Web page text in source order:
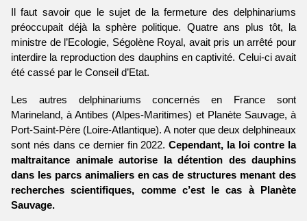
Il faut savoir que le sujet de la fermeture des delphinariums
préoccupait déjà la sphère politique. Quatre ans plus tôt, la
ministre de l’Ecologie, Ségolène Royal, avait pris un arrêté pour
interdire la reproduction des dauphins en captivité. Celui-ci avait
été cassé par le Conseil d’Etat.
Les autres delphinariums concernés en France sont
Marineland, à Antibes (Alpes-Maritimes) et Planète Sauvage, à
Port-Saint-Père (Loire-Atlantique). A noter que deux delphineaux
sont nés dans ce dernier fin 2022. Cependant, la loi contre la
maltraitance animale autorise la détention des dauphins
dans les parcs animaliers en cas de structures menant des
recherches scientifiques, comme c’est le cas à Planète
Sauvage.